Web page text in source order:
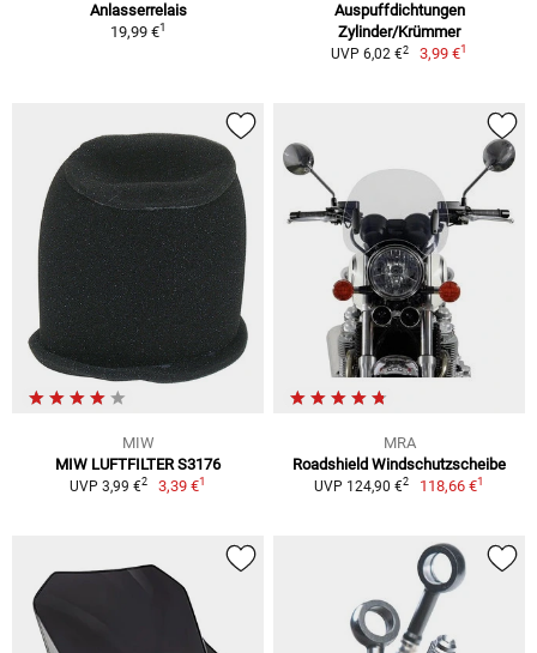
Anlasserrelais
19,99 €1
Auspuffdichtungen
Zylinder/Krümmer
UVP 6,02 €2 3,99 €1
MIW
MIW LUFTFILTER S3176
UVP 3,99 €2 3,39 €1
MRA
Roadshield Windschutzscheibe
UVP 124,90 €2 118,66 €1